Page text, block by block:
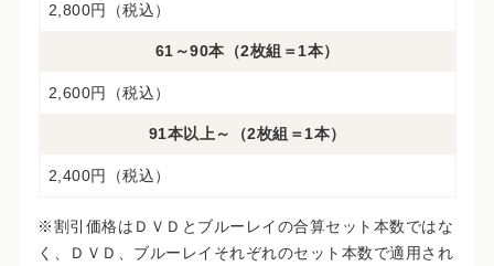
2,800円（税込）
61～90本（2枚組＝1本）
2,600円（税込）
91本以上～（2枚組＝1本）
2,400円（税込）
※割引価格はＤＶＤとブルーレイの合算セット本数ではな
く、ＤＶＤ、ブルーレイそれぞれのセット本数で適用され